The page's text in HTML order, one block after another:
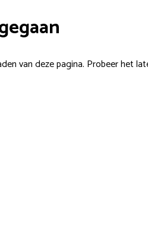
van deze pagina. Probeer het